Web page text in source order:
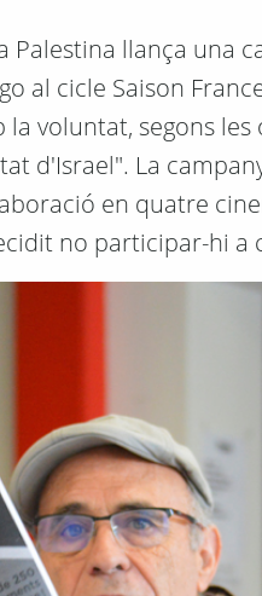
a Palestina llança
al cicle Saison
voluntat, segons
d'Israel". La
en quatre
no participar-hi a